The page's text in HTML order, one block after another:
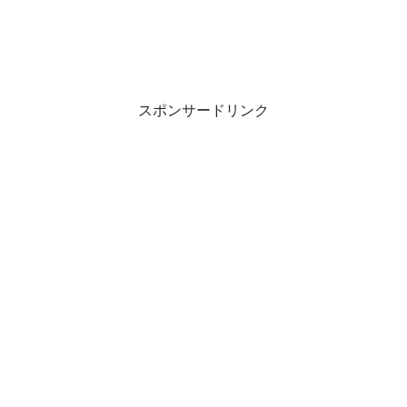
スポンサードリンク